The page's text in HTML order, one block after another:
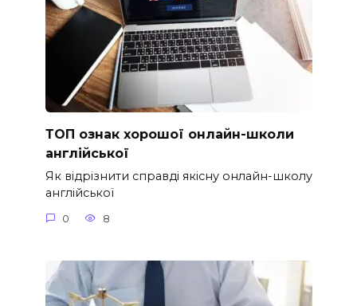
ТОП ознак хорошої онлайн-школи
англійської
Як відрізнити справді якісну онлайн-школу
англійської
0 8